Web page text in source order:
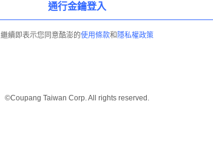
通行金鑰登入
繼續即表示您同意酷澎的使用條款和 隱私權政策
©Coupang Taiwan Corp. All rights reserved.